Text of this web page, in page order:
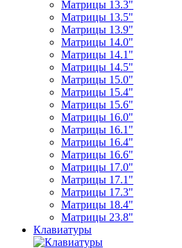
Матрицы 13.3"
Матрицы 13.5"
Матрицы 13.9"
Матрицы 14.0"
Матрицы 14.1"
Матрицы 14.5"
Матрицы 15.0"
Матрицы 15.4"
Матрицы 15.6"
Матрицы 16.0"
Матрицы 16.1"
Матрицы 16.4"
Матрицы 16.6"
Матрицы 17.0"
Матрицы 17.1"
Матрицы 17.3"
Матрицы 18.4"
Матрицы 23.8"
Клавиатуры